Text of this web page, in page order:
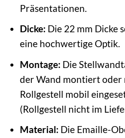
Präsentationen.
Dicke: Die 22 mm Dicke
eine hochwertige Optik.
Montage: Die
der Wand montiert oder
Rollgestell mobil
(Rollgestell nicht im
Material: Die Emaille-